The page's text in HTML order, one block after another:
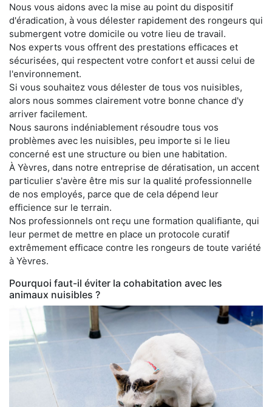
Nous vous aidons avec la mise au point du dispositif
d'éradication, à vous délester rapidement des rongeurs qui
submergent votre domicile ou votre lieu de travail.
Nos experts vous offrent des prestations efficaces et
sécurisées, qui respectent votre confort et aussi celui de
l'environnement.
Si vous souhaitez vous délester de tous vos nuisibles,
alors nous sommes clairement votre bonne chance d'y
arriver facilement.
Nous saurons indéniablement résoudre tous vos
problèmes avec les nuisibles, peu importe si le lieu
concerné est une structure ou bien une habitation.
À Yèvres, dans notre entreprise de dératisation, un accent
particulier s'avère être mis sur la qualité professionnelle
de nos employés, parce que de cela dépend leur
efficience sur le terrain.
Nos professionnels ont reçu une formation qualifiante, qui
leur permet de mettre en place un protocole curatif
extrêmement efficace contre les rongeurs de toute variété
à Yèvres.
Pourquoi faut-il éviter la cohabitation avec les
animaux nuisibles ?